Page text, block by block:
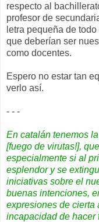
respecto al
profesor de
letra pequeña de
que deberían ser
como docentes.
Espero no estar tan
verlo así.
- - -
En catalán tenemos
[fuego de virutas!],
especialmente si al
esplendor y se
iniciativas sobre el
buenas intenciones,
expresiones de cierta
incapacidad de hacer